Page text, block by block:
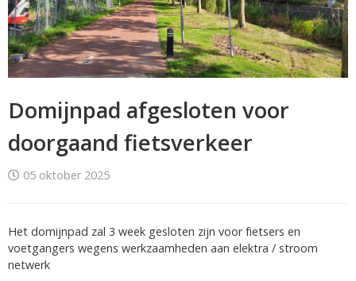
Domijnpad afgesloten voor
doorgaand fietsverkeer
05 oktober 2025
Het domijnpad zal 3 week gesloten zijn voor fietsers en
voetgangers wegens werkzaamheden aan elektra / stroom
netwerk